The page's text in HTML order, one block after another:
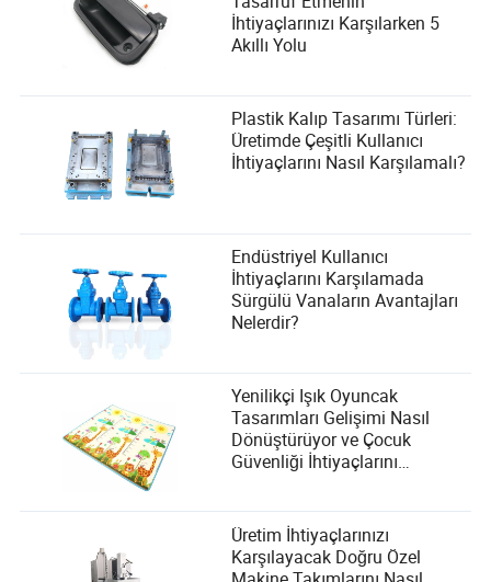
İhtiyaçlarınızı Karşılarken 5
Akıllı Yolu
Plastik Kalıp Tasarımı Türleri:
Üretimde Çeşitli Kullanıcı
İhtiyaçlarını Nasıl Karşılamalı?
Endüstriyel Kullanıcı
İhtiyaçlarını Karşılamada
Sürgülü Vanaların Avantajları
Nelerdir?
Yenilikçi Işık Oyuncak
Tasarımları Gelişimi Nasıl
Dönüştürüyor ve Çocuk
Güvenliği İhtiyaçlarını
Üretim İhtiyaçlarınızı
Karşılayacak Doğru Özel